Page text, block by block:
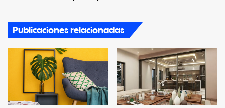
Publicaciones relacionadas